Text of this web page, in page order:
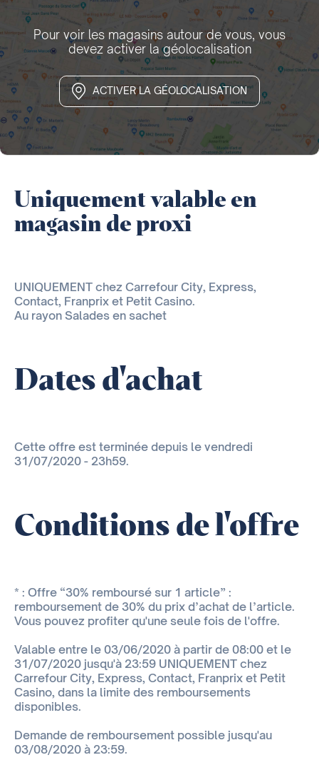
Pour voir les magasins autour de vous, vous
devez activer la géolocalisation
ACTIVER LA GÉOLOCALISATION
Uniquement valable en
magasin de proxi
UNIQUEMENT chez Carrefour City, Express,
Contact, Franprix et Petit Casino.
Au rayon Salades en sachet
Dates d'achat
Cette offre est terminée depuis le vendredi
31/07/2020 - 23h59.
Conditions de l'offre
* : Offre “30% remboursé sur 1 article” :
remboursement de 30% du prix d’achat de l’article.
Vous pouvez profiter qu'une seule fois de l'offre.
Valable entre le 03/06/2020 à partir de 08:00 et le
31/07/2020 jusqu'à 23:59 UNIQUEMENT chez
Carrefour City, Express, Contact, Franprix et Petit
Casino, dans la limite des remboursements
disponibles.
Demande de remboursement possible jusqu'au
03/08/2020 à 23:59.